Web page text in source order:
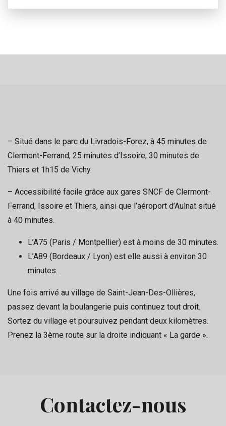
– Situé dans le parc du Livradois-Forez, à 45 minutes de
Clermont-Ferrand, 25 minutes d’Issoire, 30 minutes de
Thiers et 1h15 de Vichy.
– Accessibilité facile grâce aux gares SNCF de Clermont-
Ferrand, Issoire et Thiers, ainsi que l’aéroport d’Aulnat situé
à 40 minutes.
L’A75 (Paris / Montpellier) est à moins de 30 minutes.
L’A89 (Bordeaux / Lyon) est elle aussi à environ 30
minutes.
Une fois arrivé au village de Saint-Jean-Des-Ollières,
passez devant la boulangerie puis continuez tout droit.
Sortez du village et poursuivez pendant deux kilomètres.
Prenez la 3ème route sur la droite indiquant « La garde ».
Contactez-nous